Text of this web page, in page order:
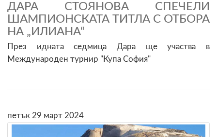
ДАРА СТОЯНОВА СПЕЧЕЛИ
ШАМПИОНСКАТА ТИТЛА С ОТБОРА
НА „ИЛИАНА“
През идната седмица Дара ще участва в
Международен турнир "Купа София"
петък 29 март 2024